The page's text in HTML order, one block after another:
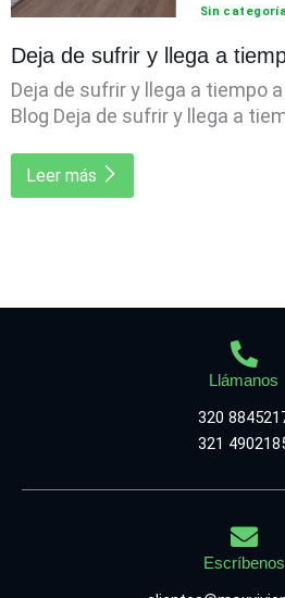
Sin categoría
Deja de sufrir y llega a
Deja de sufrir y llega a tiempo
Blog Deja de sufrir y llega a
Leer más
Llámanos
320
321
Escríbenos